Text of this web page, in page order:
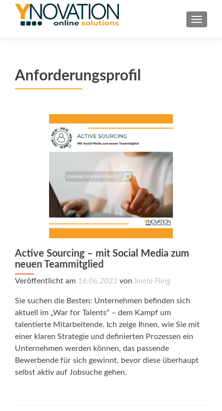
Anforderungsprofil
Active Sourcing – mit Social Media zum
neuen Teammitglied
Veröffentlicht am 16.06.2023 von Imela Fleig
Sie suchen die Besten: Unternehmen befinden sich
aktuell im „War for Talents“ – dem Kampf um
talentierte Mitarbeitende. Ich zeige Ihnen, wie Sie mit
einer klaren Strategie und definierten Prozessen ein
Unternehmen werden können, das passende
Bewerbende für sich gewinnt, bevor diese überhaupt
selbst aktiv auf Jobsuche gehen.